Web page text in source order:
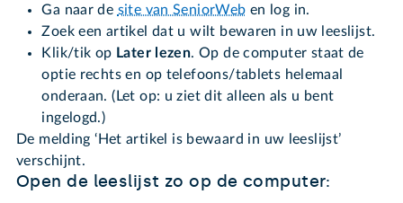
Ga naar de site van SeniorWeb en log in.
Zoek een artikel dat u wilt bewaren in uw leeslijst.
Klik/tik op Later lezen. Op de computer staat de
optie rechts en op telefoons/tablets helemaal
onderaan. (Let op: u ziet dit alleen als u bent
ingelogd.)
De melding ‘Het artikel is bewaard in uw leeslijst’
verschijnt.
Open de leeslijst zo op de computer: